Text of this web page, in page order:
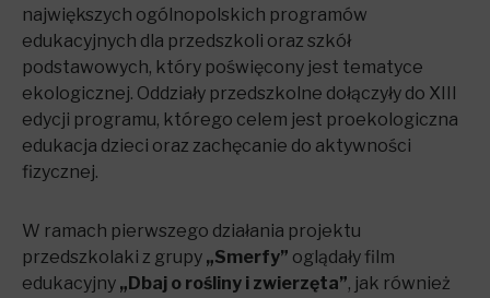
największych ogólnopolskich programów
edukacyjnych dla przedszkoli oraz szkół
podstawowych, który poświęcony jest tematyce
ekologicznej. Oddziały przedszkolne dołączyły do XIII
edycji programu, którego celem jest proekologiczna
edukacja dzieci oraz zachęcanie do aktywności
fizycznej.
W ramach pierwszego działania projektu
przedszkolaki z grupy „Smerfy” oglądały film
edukacyjny „Dbaj o rośliny i zwierzęta”, jak również